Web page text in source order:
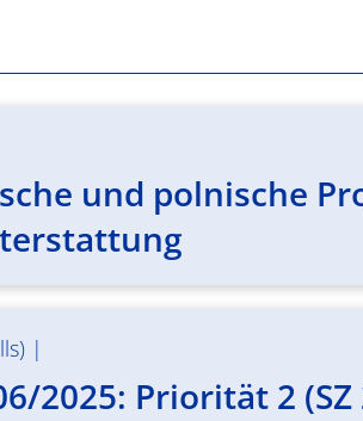
und polnische
|
2025: Priorität 2